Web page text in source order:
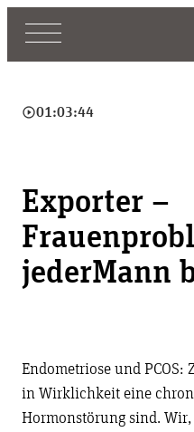
play_circle_outline01:03:44
Exporter –
jederMann
Endometriose und PCOS:
in Wirklichkeit eine
Hormonstörung sind.